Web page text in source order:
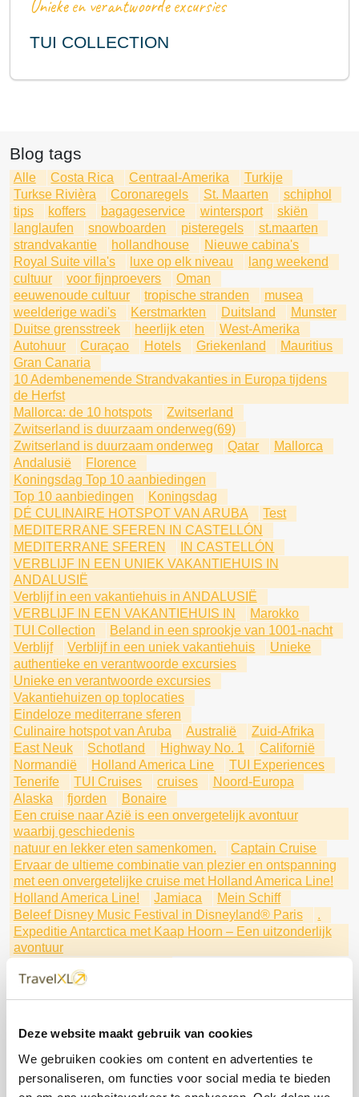
Deze website maakt gebruik van cookies
We gebruiken cookies om content en advertenties te
personaliseren, om functies voor social media te bieden
Unieke en verantwoorde excursies
TUI COLLECTION
Blog tags
Alle Costa Rica Centraal-Amerika
Turkije
Turkse Rivièra
Coronaregels St. Maarten
schiphol
tips
koffers bagageservice wintersport
skiën
langlaufen
snowboarden pisteregels
st.maarten
strandvakantie
hollandhouse
Nieuwe cabina's
Royal Suite villa's
luxe op elk niveau
lang weekend
cultuur
voor fijnproevers
Oman
eeuwenoude cultuur
tropische stranden
musea
weelderige wadi's
Kerstmarkten Duitsland
Munster
Duitse grensstreek
heerlijk eten
West-Amerika
Autohuur
Curaçao Hotels Griekenland
Mauritius
Gran Canaria
10 Adembenemende Strandvakanties in Europa tijdens
de Herfst
Mallorca: de 10 hotspots
Zwitserland
Zwitserland is duurzaam onderweg(69)
Zwitserland is duurzaam onderweg
Qatar
Mallorca
Andalusië
Florence
Koningsdag Top 10 aanbiedingen
Top 10 aanbiedingen
Koningsdag
DÉ CULINAIRE HOTSPOT VAN ARUBA
Test
MEDITERRANE SFEREN IN CASTELLÓN
MEDITERRANE SFEREN
IN CASTELLÓN
VERBLIJF IN EEN UNIEK VAKANTIEHUIS IN
ANDALUSIË
Verblijf in een vakantiehuis in ANDALUSIË
VERBLIJF IN EEN VAKANTIEHUIS IN
Marokko
TUI Collection
Beland in een sprookje van 1001-nacht
Verblijf
Verblijf in een uniek vakantiehuis
Unieke
authentieke en verantwoorde excursies
Unieke en verantwoorde excursies
Vakantiehuizen op toplocaties
Eindeloze mediterrane sferen
Culinaire hotspot van Aruba
Australië
Zuid-Afrika
East Neuk
Schotland Highway No. 1
Californië
Normandië
Holland America Line
TUI Experiences
Tenerife
TUI Cruises cruises
Noord-Europa
Alaska
fjorden
Bonaire
Een cruise naar Azië is een onvergetelijk avontuur
waarbij geschiedenis
natuur en lekker eten samenkomen.
Captain Cruise
Ervaar de ultieme combinatie van plezier en ontspanning
met een onvergetelijke cruise met Holland America Line!
Holland America Line!
Jamiaca
Mein Schiff
Beleef Disney Music Festival in Disneyland® Paris
.
Expeditie Antarctica met Kaap Hoorn – Een uitzonderlijk
avontuur
Individueel of als groepsexcursiereis
met Holland America Line
Ontdek de verborgen parels
Qatar: Het verborgen juweel van het Arabisch
De Rhätische Bahn is een spoorlijn die de Alpen op een
spectaculaire manier doorkruist.